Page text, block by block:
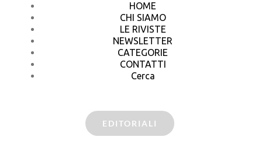
HOME
CHI SIAMO
LE RIVISTE
NEWSLETTER
CATEGORIE
CONTATTI
Cerca
EDITORIALI